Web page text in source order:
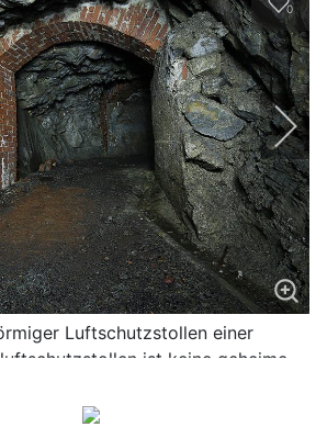
0
Luftschutzstollen einer
ist keine geheime